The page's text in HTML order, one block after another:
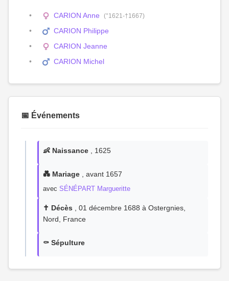
CARION Anne (°1621-†1667)
CARION Philippe
CARION Jeanne
CARION Michel
📅 Événements
👶 Naissance , 1625
💑 Mariage , avant 1657
avec SÉNÉPART Margueritte
✝️ Décès , 01 décembre 1688 à Ostergnies,
Nord, France
⚰️ Sépulture